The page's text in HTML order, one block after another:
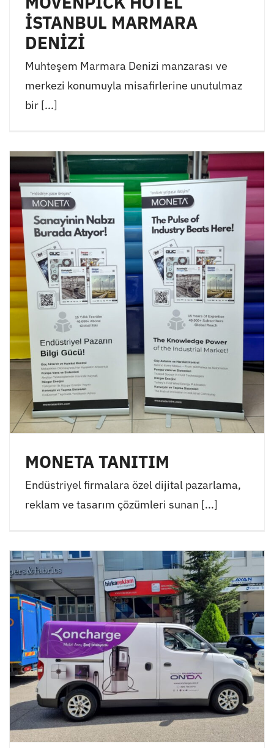
İSTANBUL MARMARA
DENİZİ
Muhteşem Marmara Denizi manzarası ve
merkezi konumuyla misafirlerine unutulmaz
bir [...]
MONETA TANITIM
Endüstriyel firmalara özel dijital pazarlama,
reklam ve tasarım çözümleri sunan [...]